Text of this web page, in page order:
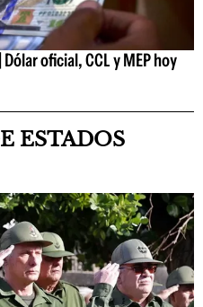
oficial, CCL y MEP hoy
ESTADOS